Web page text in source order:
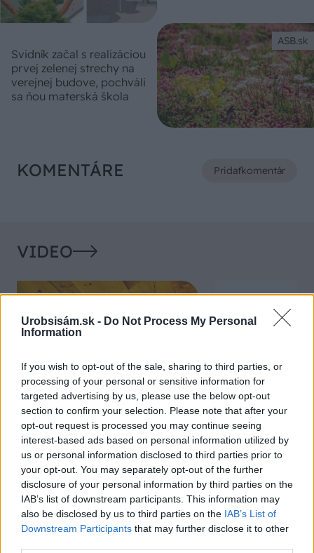
Urobsisám.sk - Do Not Process My Personal
Information
If you wish to opt-out of the sale, sharing to third parties, or
processing of your personal or sensitive information for
targeted advertising by us, please use the below opt-out
section to confirm your selection. Please note that after your
opt-out request is processed you may continue seeing
interest-based ads based on personal information utilized by
us or personal information disclosed to third parties prior to
your opt-out. You may separately opt-out of the further
disclosure of your personal information by third parties on the
IAB’s list of downstream participants. This information may
also be disclosed by us to third parties on the IAB’s List of
Downstream Participants that may further disclose it to other
ASB.sk
Svidník začal s realizáciou
prvej zelenej strechy na
verejnej budove, pochváli
sa ňou materská škola
KOMENTÁRE Pridaťkomentár
VIDEO
Chcete dominantu interiéru,
ktorá pritiahne pohľady?
Vyrobte si takéto masívne
orechové svietidlo
Prečo klasická
potrubia v
ako to vyriešiť
ZÁHRADA